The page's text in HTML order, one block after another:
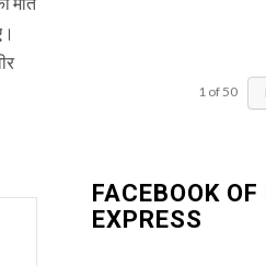
1 of50
FACEBOOK OF
EXPRESS